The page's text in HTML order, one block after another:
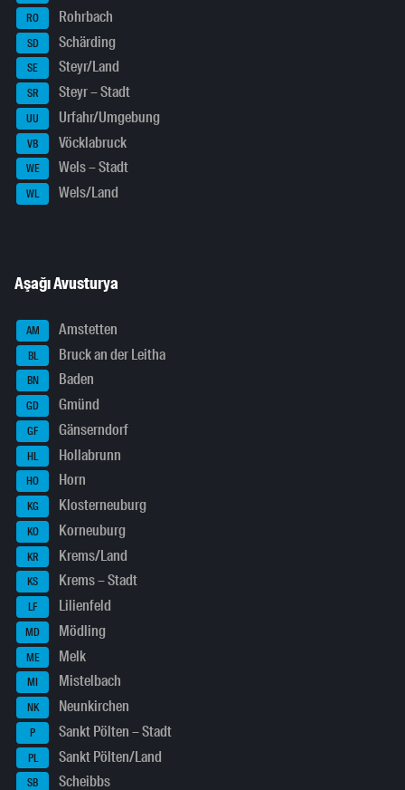
RO Rohrbach
SD Schärding
SE Steyr/Land
SR Steyr – Stadt
UU Urfahr/Umgebung
VB Vöcklabruck
WE Wels – Stadt
WL Wels/Land
Aşağı Avusturya
AM Amstetten
BL Bruck an der Leitha
BN Baden
GD Gmünd
GF Gänserndorf
HL Hollabrunn
HO Horn
KG Klosterneuburg
KO Korneuburg
KR Krems/Land
KS Krems – Stadt
LF Lilienfeld
MD Mödling
ME Melk
MI Mistelbach
NK Neunkirchen
P Sankt Pölten – Stadt
PL Sankt Pölten/Land
SB Scheibbs